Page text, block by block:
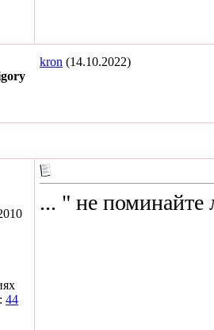
kron (14.10.2022)
44
... " не поминайте